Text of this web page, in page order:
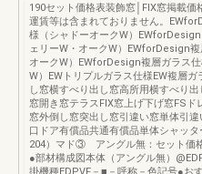
190セット価格表装飾窓│FIX窓掲載価
運賃等は含まれておりません。
様（シャドーオークW）
ェリーW・オークW）EWforDesign
オークW）EWforDesign複層ガラス
W）EWトリプルガラス仕様EW複層
し窓横すべり出し窓高所用横すべり
窓開き窓テラスFIX窓上げ下げ窓FSド
窓外倒し窓突出し窓引違い窓単体引
口ドア有償品共通有償品単体シャッタ
204）マド③ アングル無：セット価
●部材構成図本体（アングル無）
掛機種EDPVF－■－呼称－色記号●お